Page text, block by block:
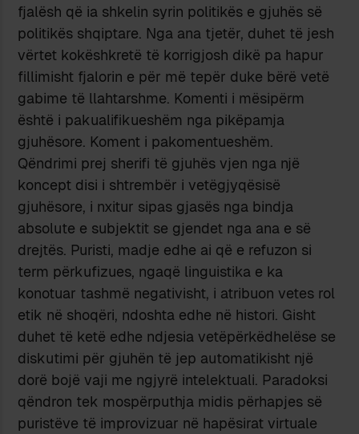
fjalësh që ia shkelin syrin politikës e gjuhës së
politikës shqiptare. Nga ana tjetër, duhet të jesh
vërtet kokëshkretë të korrigjosh dikë pa hapur
fillimisht fjalorin e për më tepër duke bërë vetë
gabime të llahtarshme. Komenti i mësipërm
është i pakualifikueshëm nga pikëpamja
gjuhësore. Koment i pakomentueshëm.
Qëndrimi prej sherifi të gjuhës vjen nga një
koncept disi i shtrembër i vetëgjyqësisë
gjuhësore, i nxitur sipas gjasës nga bindja
absolute e subjektit se gjendet nga ana e së
drejtës. Puristi, madje edhe ai që e refuzon si
term përkufizues, ngaqë linguistika e ka
konotuar tashmë negativisht, i atribuon vetes rol
etik në shoqëri, ndoshta edhe në histori. Gisht
duhet të ketë edhe ndjesia vetëpërkëdhelëse se
diskutimi për gjuhën të jep automatikisht një
dorë bojë vaji me ngjyrë intelektuali. Paradoksi
qëndron tek mospërputhja midis përhapjes së
puristëve të improvizuar në hapësirat virtuale